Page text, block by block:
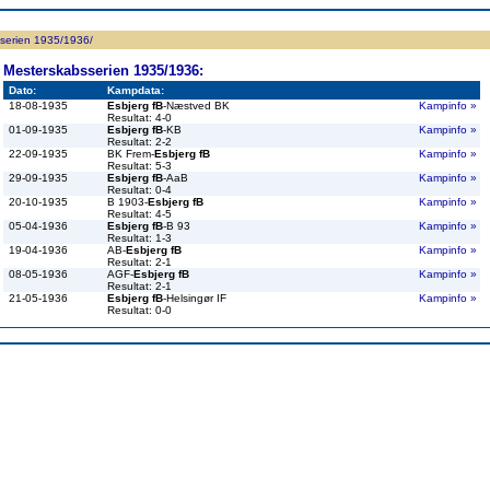
1935/1936/
Mesterskabsserien 1935/1936:
Dato:
Kampdata:
18-08-1935
Esbjerg fB-Næstved BK
Resultat: 4-0
Kampinfo »
01-09-1935
Esbjerg fB-KB
Resultat: 2-2
Kampinfo »
22-09-1935
BK Frem-Esbjerg fB
Resultat: 5-3
Kampinfo »
29-09-1935
Esbjerg fB-AaB
Resultat: 0-4
Kampinfo »
20-10-1935
B 1903-Esbjerg fB
Resultat: 4-5
Kampinfo »
05-04-1936
Esbjerg fB-B 93
Resultat: 1-3
Kampinfo »
19-04-1936
AB-Esbjerg fB
Resultat: 2-1
Kampinfo »
08-05-1936
AGF-Esbjerg fB
Resultat: 2-1
Kampinfo »
21-05-1936
Esbjerg fB-Helsingør IF
Resultat: 0-0
Kampinfo »